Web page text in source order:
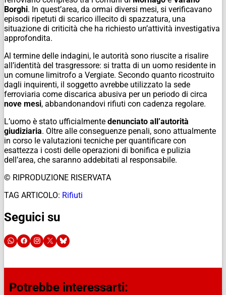
Borghi. In quest’area, da ormai diversi mesi, si verificavano
episodi ripetuti di scarico illecito di spazzatura, una
situazione di criticità che ha richiesto un’attività investigativa
approfondita.
Al termine delle indagini, le autorità sono riuscite a risalire
all’identità del trasgressore: si tratta di un uomo residente in
un comune limitrofo a Vergiate. Secondo quanto ricostruito
dagli inquirenti, il soggetto avrebbe utilizzato la sede
ferroviaria come discarica abusiva per un periodo di circa
nove mesi, abbandonandovi rifiuti con cadenza regolare.
L’uomo è stato ufficialmente denunciato all’autorità
giudiziaria. Oltre alle conseguenze penali, sono attualmente
in corso le valutazioni tecniche per quantificare con
esattezza i costi delle operazioni di bonifica e pulizia
dell’area, che saranno addebitati al responsabile.
© RIPRODUZIONE RISERVATA
TAG ARTICOLO: Rifiuti
Seguici su
Potrebbe interessarti: